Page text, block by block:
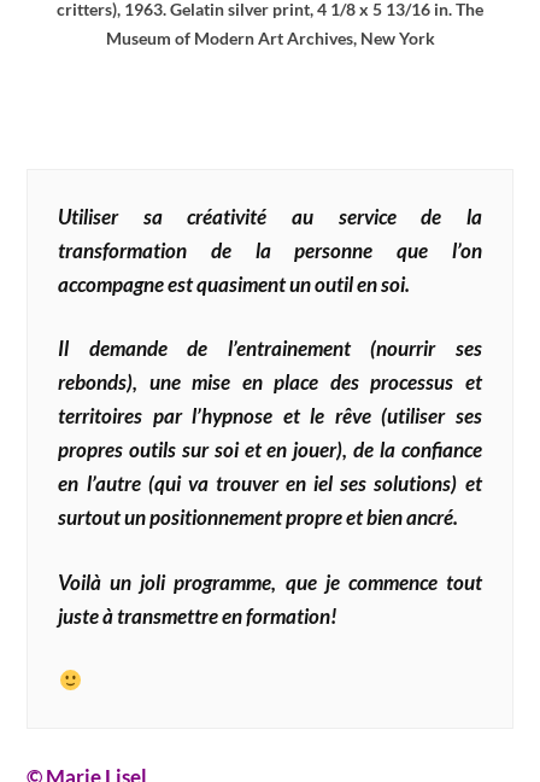
critters), 1963. Gelatin silver print, 4 1/8 x 5 13/16 in. The
Museum of Modern Art Archives, New York
Utiliser sa créativité au service de la
transformation de la personne que l’on
accompagne est quasiment un outil en soi.
Il demande de l’entrainement (nourrir ses
rebonds), une mise en place des processus et
territoires par l’hypnose et le rêve (utiliser ses
propres outils sur soi et en jouer), de la confiance
en l’autre (qui va trouver en iel ses solutions) et
surtout un positionnement propre et bien ancré.
Voilà un joli programme, que je commence tout
juste à transmettre en formation!
© Marie Lisel